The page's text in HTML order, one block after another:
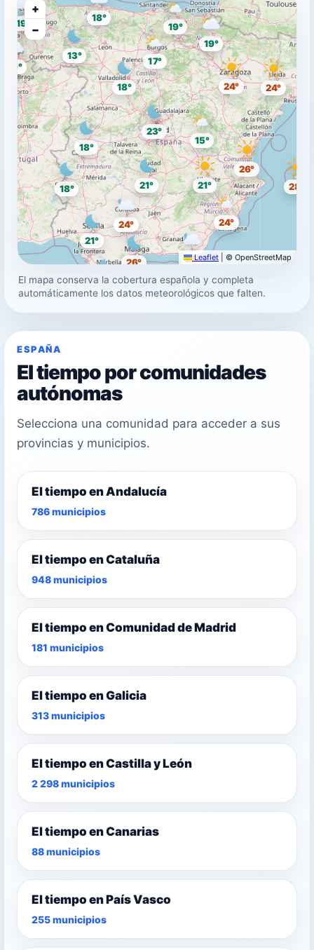
23°
26°
24°
21°
26°
24°
19°
24°
18°
19°
18°
19°
19°
27°
17°
21°
18°
24°
21°
21°
13°
28°
15°
18°
+
−
Leaflet © OpenStreetMap
El mapa conserva la cobertura española y completa
automáticamente los datos meteorológicos que falten.
ESPAÑA
El tiempo por comunidades
autónomas
Selecciona una comunidad para acceder a sus
provincias y municipios.
El tiempo en Andalucía
786 municipios
El tiempo en Cataluña
948 municipios
El tiempo en Comunidad de Madrid
181 municipios
El tiempo en Galicia
313 municipios
El tiempo en Castilla y León
2 298 municipios
El tiempo en Canarias
88 municipios
El tiempo en País Vasco
255 municipios